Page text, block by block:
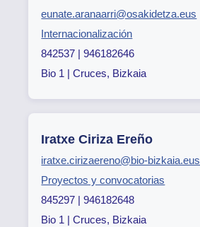
eunate.aranaarri@osakidetza.eus
Internacionalización
842537 | 946182646
Bio 1 | Cruces, Bizkaia
Iratxe Ciriza Ereño
iratxe.cirizaereno@bio-bizkaia.eus
Proyectos y convocatorias
845297 | 946182648
Bio 1 | Cruces, Bizkaia